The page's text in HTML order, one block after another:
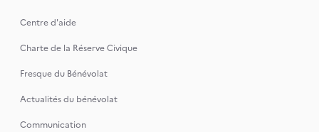
Centre d'aide
Charte de la Réserve Civique
Fresque du Bénévolat
Actualités du bénévolat
Communication